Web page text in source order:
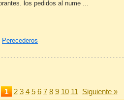
los pedidos al nume ...
Perecederos
1 2 3 4 5 6 7 8 9 10 11 Siguiente »